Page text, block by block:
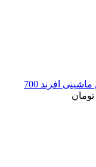
فرش ماشینی افرند 700
تومان